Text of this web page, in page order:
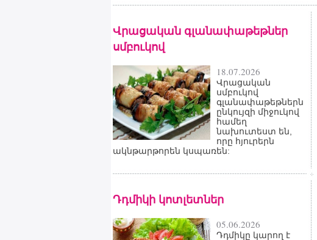
Վրացական գլանափաթեթներ
սմբուկով
18.07.2026
Վրացական
սմբուկով
գլանափաթեթներն
ընկույզի միջուկով
համեղ
նախուտեստ են,
որը հյուրերն
ակնթարթորեն կսպառեն:
Դդմիկի կոտլետներ
05.06.2026
Դդմիկը կարող է